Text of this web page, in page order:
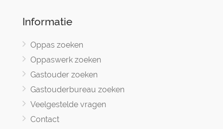
Informatie
Oppas zoeken
Oppaswerk zoeken
Gastouder zoeken
Gastouderbureau zoeken
Veelgestelde vragen
Contact